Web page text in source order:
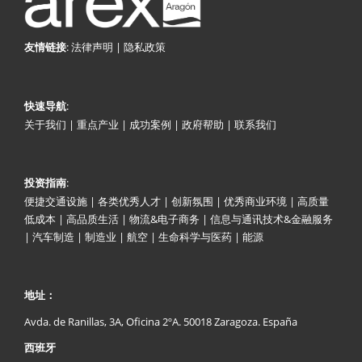
友情链接:法律声明 | 隐私政策
快速导航:
关于我们 | 重点产业 | 成功案例 | 政府帮助 | 联系我们
投资指南:
便捷交通设施 | 各类优秀人才 | 创新氛围 | 优秀商业环境 | 高质量
低成本 | 高品质生活 | 物流&电子商务 | 信息与通讯技术&金融服务
| 汽车制造 | 制造业 | 航空 | 生命科学与医药 | 能源
地址：
Avda. de Ranillas, 3A, Oficina 2ºA. 50018 Zaragoza. España
西班牙